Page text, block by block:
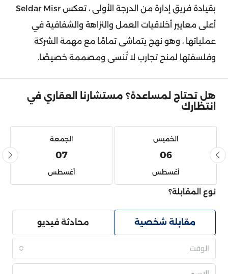
بقيادة فريق إدارة من الدرجة الأولى ، تعكس Seldar Misr
أعلى معايير أخلاقيات العمل والنزاهة والشفافية في
عملياتها ، وهو نهج يتماشى تمامًا مع مهمة الشركة
وفلسفتها لمنح تجارب لا تُنسى ومصممة خصيصًا.
هل تحتاج لمساعدة؟ مستشارنا العقاري في
انتظارك
الخميس
06
أغسطس
الجمعة
07
أغسطس
نوع المقابلة؟
مقابلة شخصية محادثة فيديو
الوقت